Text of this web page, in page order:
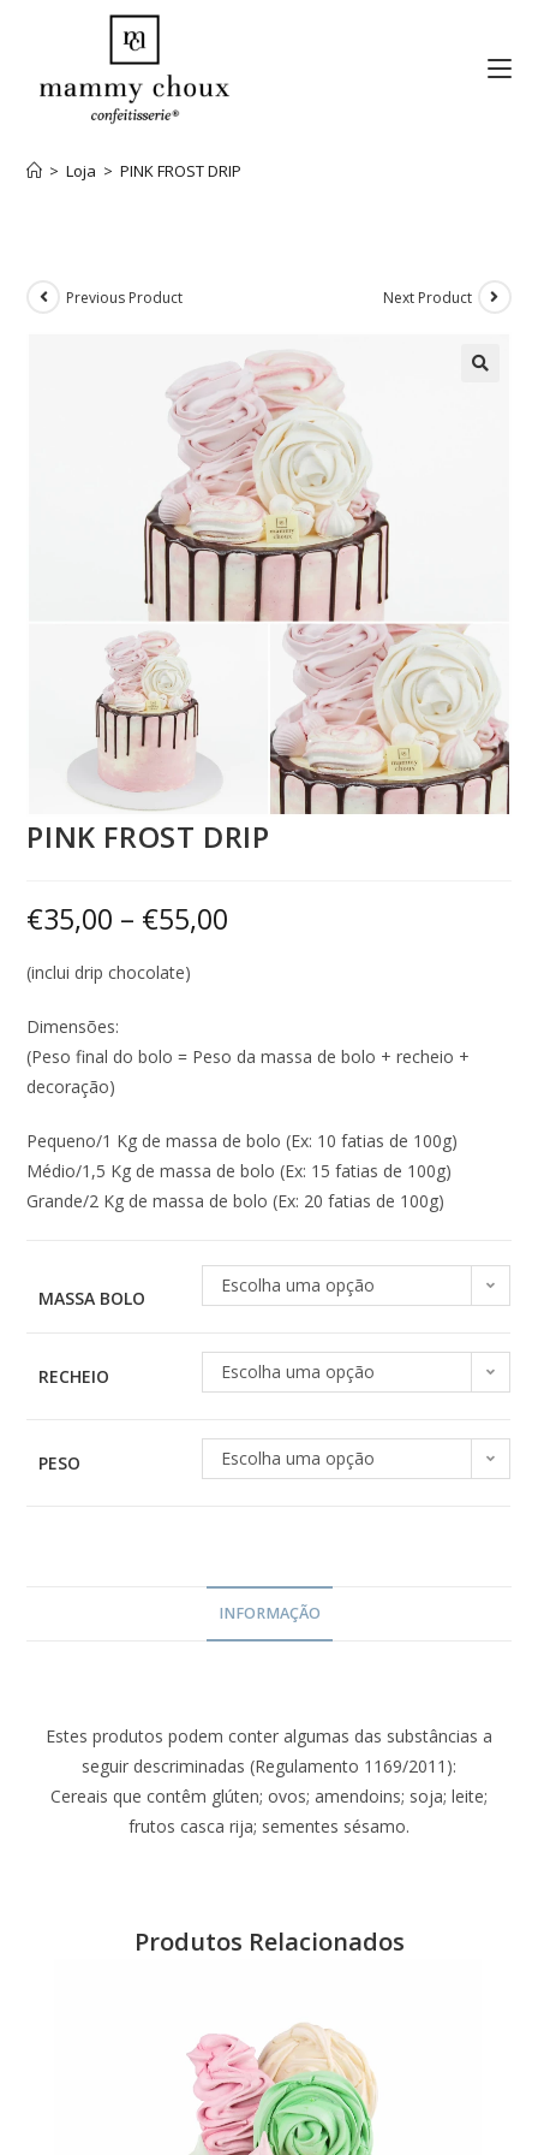
> Loja > PINK FROST DRIP
Previous Product Next Product
PINK FROST DRIP
€35,00 – €55,00
(inclui drip chocolate)
Dimensões:
(Peso final do bolo = Peso da massa de bolo + recheio +
decoração)
Pequeno/1 Kg de massa de bolo (Ex: 10 fatias de 100g)
Médio/1,5 Kg de massa de bolo (Ex: 15 fatias de 100g)
Grande/2 Kg de massa de bolo (Ex: 20 fatias de 100g)
MASSA BOLO
Escolha uma opção
RECHEIO Escolha uma opção
PESO Escolha uma opção
INFORMAÇÃO
Estes produtos podem conter algumas das substâncias a
seguir descriminadas (Regulamento 1169/2011):
Cereais que contêm glúten; ovos; amendoins; soja; leite;
frutos casca rija; sementes sésamo.
Produtos Relacionados